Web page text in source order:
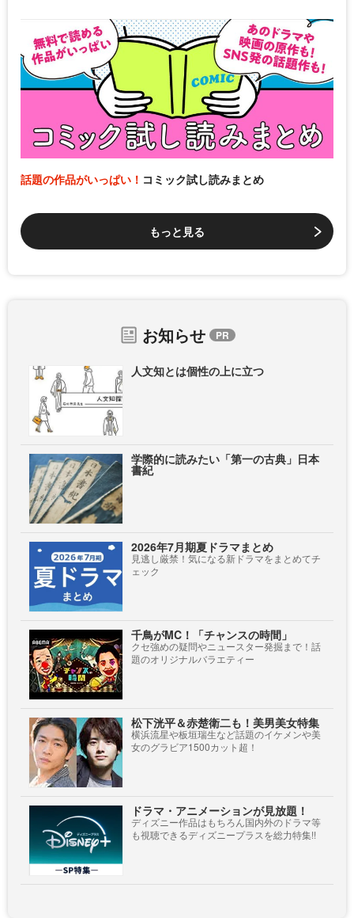
話題の作品がいっぱい！ コミック試し読みまとめ
もっと見る
お知らせ
人文知とは個性の上に立つ
学際的に読みたい「第一の古典」日本
書紀
2026年7月期夏ドラマまとめ
見逃し厳禁！気になる新ドラマをまとめてチ
ェック
千鳥がMC！「チャンスの時間」
クセ強めの疑問やニュースター発掘まで！話
題のオリジナルバラエティー
松下洸平＆赤楚衛二も！美男美女特集
横浜流星や板垣瑞生など話題のイケメンや美
女のグラビア1500カット超！
ドラマ・アニメーションが見放題！
ディズニー作品はもちろん国内外のドラマ等
も視聴できるディズニープラスを総力特集!!